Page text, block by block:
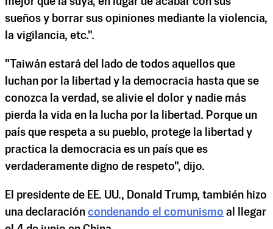
sueños y borrar sus opiniones mediante la violencia,
la vigilancia, etc.".
"Taiwán estará del lado de todos aquellos que
luchan por la libertad y la democracia hasta que se
conozca la verdad, se alivie el dolor y nadie más
pierda la vida en la lucha por la libertad. Porque un
país que respeta a su pueblo, protege la libertad y
practica la democracia es un país que es
verdaderamente digno de respeto", dijo.
El presidente de EE. UU., Donald Trump, también hizo
una declaración condenando el comunismo al llegar